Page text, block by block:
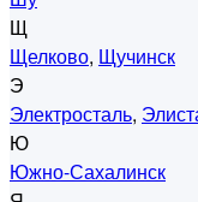
Щ
Щелково, Щучинск
Э
Электросталь,
Ю
Южно-Сахалинск